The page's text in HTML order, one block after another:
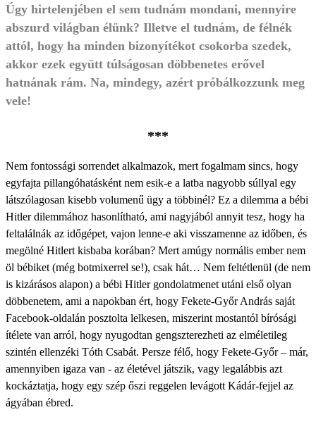
Úgy hirtelenjében el sem tudnám mondani, mennyire
abszurd világban élünk? Illetve el tudnám, de félnék
attól, hogy ha minden bizonyítékot csokorba szedek,
akkor ezek együtt túlságosan döbbenetes erővel
hatnának rám. Na, mindegy, azért próbálkozzunk meg
vele!
***
Nem fontossági sorrendet alkalmazok, mert fogalmam sincs, hogy
egyfajta pillangóhatásként nem esik-e a latba nagyobb súllyal egy
látszólagosan kisebb volumenű ügy a többinél? Ez a dilemma a bébi
Hitler dilemmához hasonlítható, ami nagyjából annyit tesz, hogy ha
feltalálnák az időgépet, vajon lenne-e aki visszamenne az időben, és
megölné Hitlert kisbaba korában? Mert amúgy normális ember nem
öl bébiket (még botmixerrel se!), csak hát… Nem feltétlenül (de nem
is kizárásos alapon) a bébi Hitler gondolatmenet utáni első olyan
döbbenetem, ami a napokban ért, hogy Fekete-Győr András saját
Facebook-oldalán posztolta lelkesen, miszerint mostantól bírósági
ítélete van arról, hogy nyugodtan gengszterezheti az elméletileg
szintén ellenzéki Tóth Csabát. Persze félő, hogy Fekete-Győr – már,
amennyiben igaza van - az életével játszik, vagy legalábbis azt
kockáztatja, hogy egy szép őszi reggelen levágott Kádár-fejjel az
ágyában ébred.